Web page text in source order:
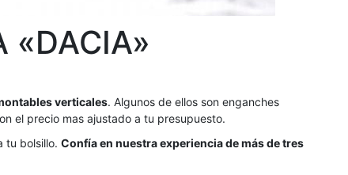
«DACIA»
verticales. Algunos de ellos son enganches
el precio mas ajustado a tu presupuesto.
tu bolsillo. Confía en nuestra experiencia de más de tres